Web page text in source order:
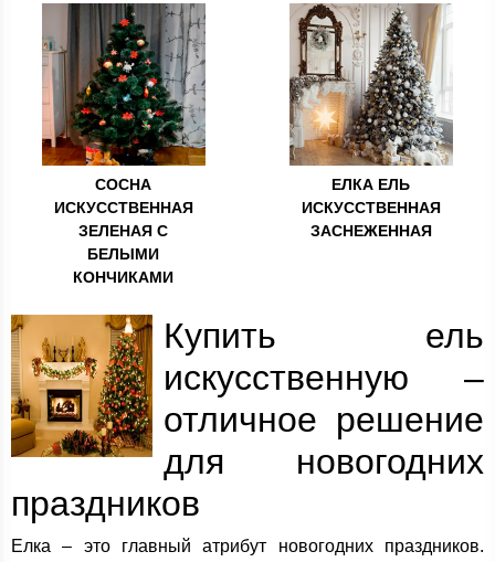
СОСНА
ИСКУССТВЕННАЯ
ЗЕЛЕНАЯ С
БЕЛЫМИ
КОНЧИКАМИ
ЕЛКА ЕЛЬ
ИСКУССТВЕННАЯ
ЗАСНЕЖЕННАЯ
Купить ель
искусственную –
отличное решение
для новогодних
праздников
Елка – это главный атрибут новогодних праздников.